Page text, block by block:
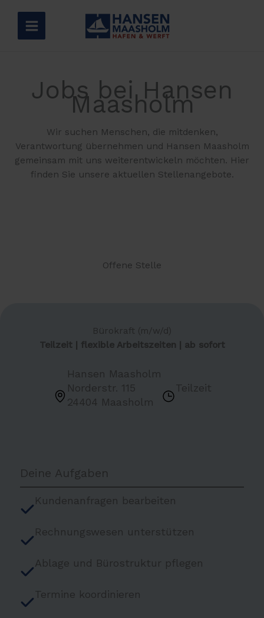
springen
Jobs bei Hansen
Maasholm
Wir suchen Menschen, die mitdenken,
Verantwortung übernehmen und Hansen Maasholm
gemeinsam mit uns weiterentwickeln möchten. Hier
finden Sie unsere aktuellen Stellenangebote.
Offene Stelle
Bürokraft (m/w/d)
Teilzeit | flexible Arbeitszeiten | ab sofort
Hansen Maasholm
Norderstr. 115
24404 Maasholm
Teilzeit
Deine Aufgaben
Kundenanfragen bearbeiten
Rechnungswesen unterstützen
Ablage und Bürostruktur pflegen
Termine koordinieren